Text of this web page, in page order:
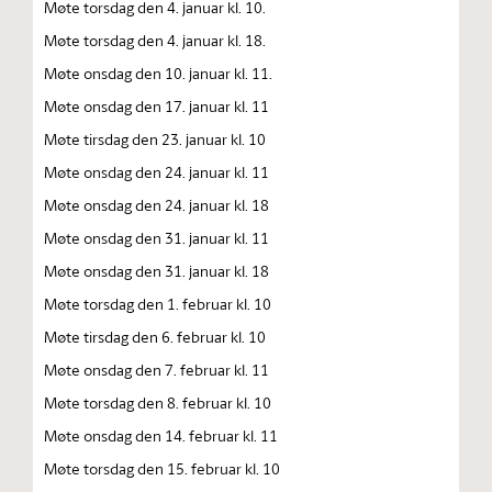
Møte torsdag den 4. januar kl. 10.
Møte torsdag den 4. januar kl. 18.
Møte onsdag den 10. januar kl. 11.
Møte onsdag den 17. januar kl. 11
Møte tirsdag den 23. januar kl. 10
Møte onsdag den 24. januar kl. 11
Møte onsdag den 24. januar kl. 18
Møte onsdag den 31. januar kl. 11
Møte onsdag den 31. januar kl. 18
Møte torsdag den 1. februar kl. 10
Møte tirsdag den 6. februar kl. 10
Møte onsdag den 7. februar kl. 11
Møte torsdag den 8. februar kl. 10
Møte onsdag den 14. februar kl. 11
Møte torsdag den 15. februar kl. 10